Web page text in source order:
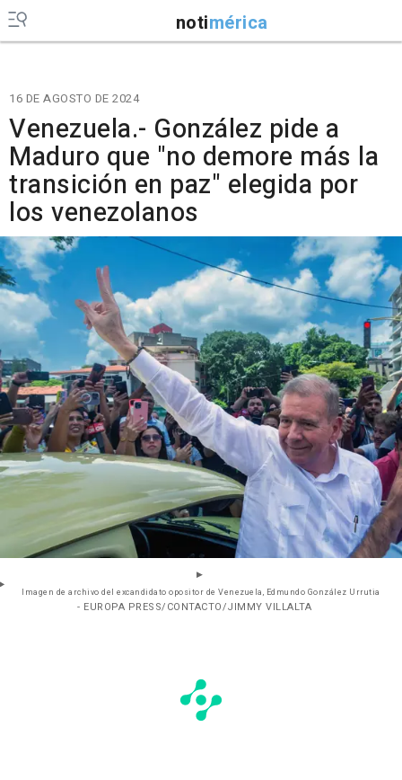
notimérica
16 DE AGOSTO DE 2024
Venezuela.- González pide a
Maduro que "no demore más la
transición en paz" elegida por
los venezolanos
Imagen de archivo del excandidato opositor de Venezuela, Edmundo González Urrutia
- EUROPA PRESS/CONTACTO/JIMMY VILLALTA